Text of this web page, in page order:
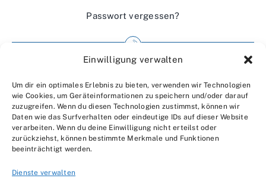
Einwilligung verwalten
Um dir ein optimales Erlebnis zu bieten, verwenden wir Technologien
wie Cookies, um Geräteinformationen zu speichern und/oder darauf
zuzugreifen. Wenn du diesen Technologien zustimmst, können wir
Daten wie das Surfverhalten oder eindeutige IDs auf dieser Website
verarbeiten. Wenn du deine Einwilligung nicht erteilst oder
zurückziehst, können bestimmte Merkmale und Funktionen
beeinträchtigt werden.
Dienste verwalten
Passwort vergessen?
Wir über uns
Kontakt
Datenschutzerklärung